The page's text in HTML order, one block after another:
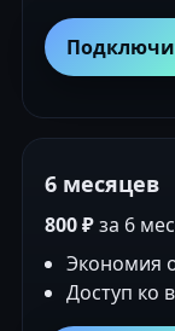
6 месяцев
800 ₽за 6 мес
Экономия
Доступ ко